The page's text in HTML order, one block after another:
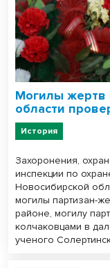
Могилы жертв
области
История
Захоронения,
инспекции по
Новосибирской
могилы партизан-
районе, могилу
колчаковцами в
ученого